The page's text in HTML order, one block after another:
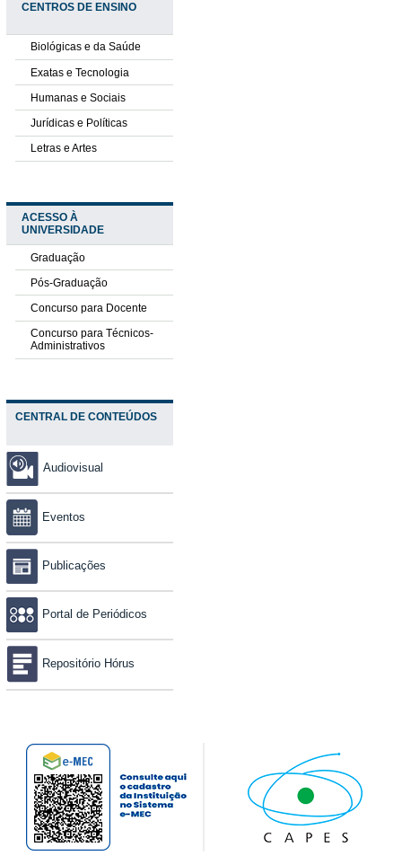
CENTROS DE ENSINO
Biológicas e da Saúde
Exatas e Tecnologia
Humanas e Sociais
Jurídicas e Políticas
Letras e Artes
ACESSO À
UNIVERSIDADE
Graduação
Pós-Graduação
Concurso para Docente
Concurso para Técnicos-
Administrativos
CENTRAL DE CONTEÚDOS
Audiovisual
Eventos
Publicações
Portal de Periódicos
Repositório Hórus